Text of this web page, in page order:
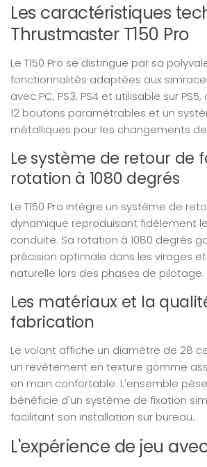
Les caractéristiques
Thrustmaster T150 Pro
Le T150 Pro se distingue par sa
fonctionnalités adaptées aux
avec PC, PS3, PS4 et utilisable sur
12 boutons paramétrables et un
métalliques pour les changements
Le système de retour de
rotation à 1080 degrés
Le T150 Pro intègre un système de
dynamique reproduisant fidèlement
conduite. Sa rotation à 1080 degrés
précision optimale dans les virages
naturelle lors des phases de pilotage.
Les matériaux et la
fabrication
Le volant affiche un diamètre de 28
un revêtement en texture gomme
en main confortable. L'ensemble
bénéficie d'un système de fixation
facilitant son installation sur bureau.
L'expérience de jeu